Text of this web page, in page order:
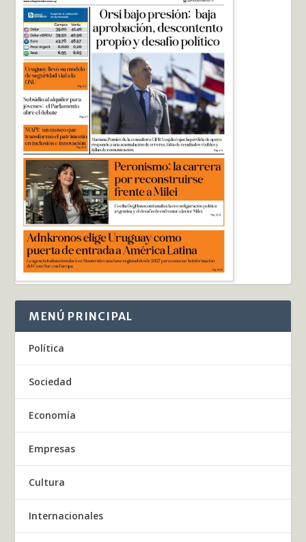
MENÚ PRINCIPAL
Política
Sociedad
Economía
Empresas
Cultura
Internacionales